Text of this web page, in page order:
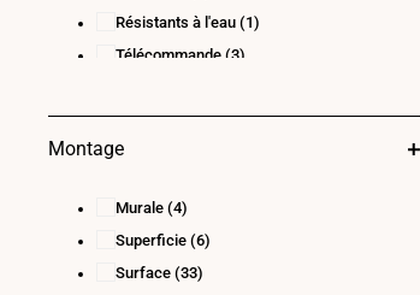
Résistants à l'eau (1)
Télécommande (3)
Montage
Murale (4)
Superficie (6)
Surface (33)